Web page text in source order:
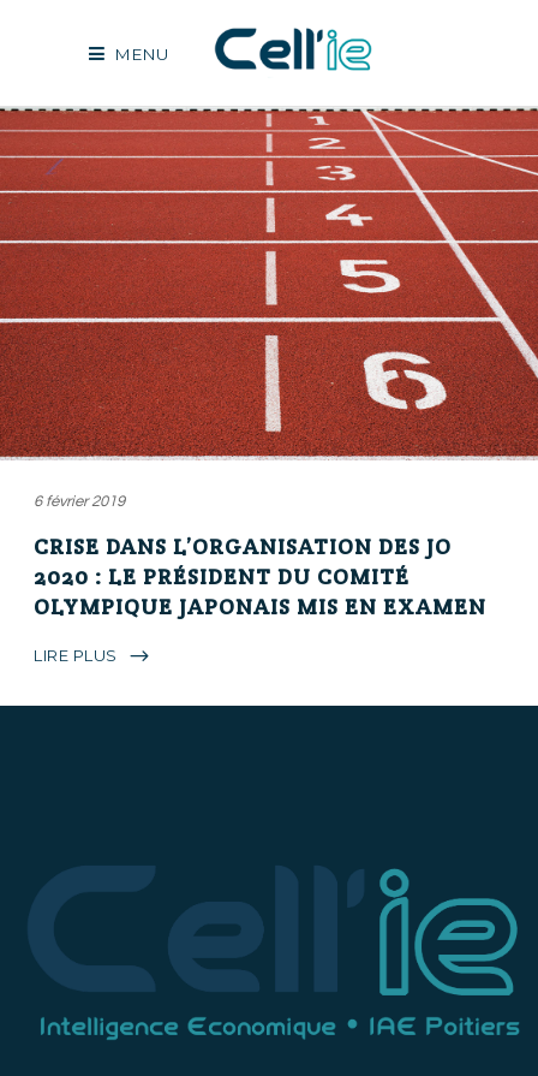
MENU
6 février 2019
CRISE DANS L’ORGANISATION DES JO
2020 : LE PRÉSIDENT DU COMITÉ
OLYMPIQUE JAPONAIS MIS EN EXAMEN
LIRE PLUS